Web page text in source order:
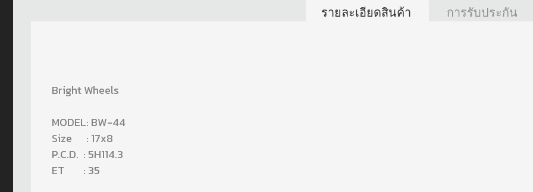
รายละเอียดสินค้า การรับประกัน
Bright Wheels
MODEL: BW-44
Size : 17x8
P.C.D. : 5H114.3
ET : 35